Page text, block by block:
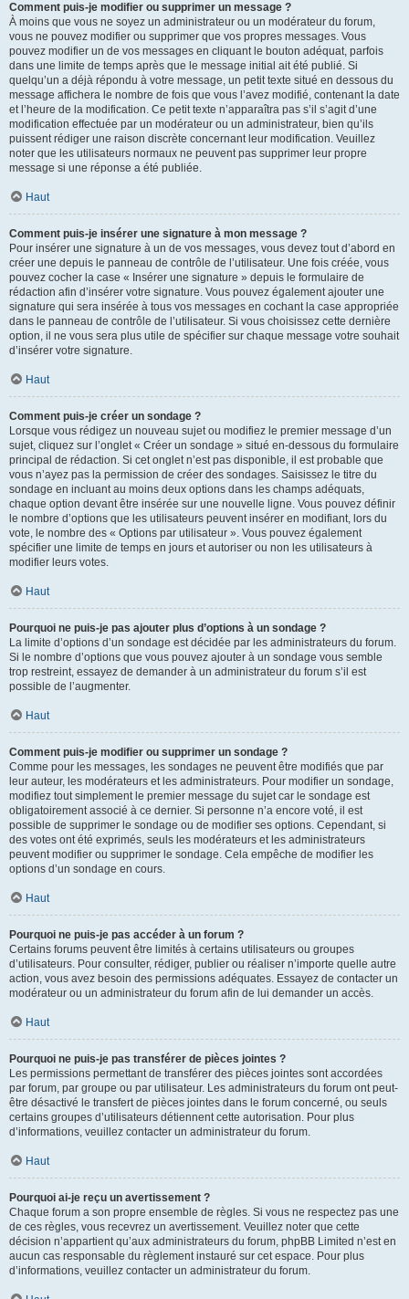
Comment puis-je modifier ou supprimer un message ?
À moins que vous ne soyez un administrateur ou un modérateur du forum,
vous ne pouvez modifier ou supprimer que vos propres messages. Vous
pouvez modifier un de vos messages en cliquant le bouton adéquat, parfois
dans une limite de temps après que le message initial ait été publié. Si
quelqu’un a déjà répondu à votre message, un petit texte situé en dessous du
message affichera le nombre de fois que vous l’avez modifié, contenant la date
et l’heure de la modification. Ce petit texte n’apparaîtra pas s’il s’agit d’une
modification effectuée par un modérateur ou un administrateur, bien qu’ils
puissent rédiger une raison discrète concernant leur modification. Veuillez
noter que les utilisateurs normaux ne peuvent pas supprimer leur propre
message si une réponse a été publiée.
Haut
Comment puis-je insérer une signature à mon message ?
Pour insérer une signature à un de vos messages, vous devez tout d’abord en
créer une depuis le panneau de contrôle de l’utilisateur. Une fois créée, vous
pouvez cocher la case « Insérer une signature » depuis le formulaire de
rédaction afin d’insérer votre signature. Vous pouvez également ajouter une
signature qui sera insérée à tous vos messages en cochant la case appropriée
dans le panneau de contrôle de l’utilisateur. Si vous choisissez cette dernière
option, il ne vous sera plus utile de spécifier sur chaque message votre souhait
d’insérer votre signature.
Haut
Comment puis-je créer un sondage ?
Lorsque vous rédigez un nouveau sujet ou modifiez le premier message d’un
sujet, cliquez sur l’onglet « Créer un sondage » situé en-dessous du formulaire
principal de rédaction. Si cet onglet n’est pas disponible, il est probable que
vous n’ayez pas la permission de créer des sondages. Saisissez le titre du
sondage en incluant au moins deux options dans les champs adéquats,
chaque option devant être insérée sur une nouvelle ligne. Vous pouvez définir
le nombre d’options que les utilisateurs peuvent insérer en modifiant, lors du
vote, le nombre des « Options par utilisateur ». Vous pouvez également
spécifier une limite de temps en jours et autoriser ou non les utilisateurs à
modifier leurs votes.
Haut
Pourquoi ne puis-je pas ajouter plus d’options à un sondage ?
La limite d’options d’un sondage est décidée par les administrateurs du forum.
Si le nombre d’options que vous pouvez ajouter à un sondage vous semble
trop restreint, essayez de demander à un administrateur du forum s’il est
possible de l’augmenter.
Haut
Comment puis-je modifier ou supprimer un sondage ?
Comme pour les messages, les sondages ne peuvent être modifiés que par
leur auteur, les modérateurs et les administrateurs. Pour modifier un sondage,
modifiez tout simplement le premier message du sujet car le sondage est
obligatoirement associé à ce dernier. Si personne n’a encore voté, il est
possible de supprimer le sondage ou de modifier ses options. Cependant, si
des votes ont été exprimés, seuls les modérateurs et les administrateurs
peuvent modifier ou supprimer le sondage. Cela empêche de modifier les
options d’un sondage en cours.
Haut
Pourquoi ne puis-je pas accéder à un forum ?
Certains forums peuvent être limités à certains utilisateurs ou groupes
d’utilisateurs. Pour consulter, rédiger, publier ou réaliser n’importe quelle autre
action, vous avez besoin des permissions adéquates. Essayez de contacter un
modérateur ou un administrateur du forum afin de lui demander un accès.
Haut
Pourquoi ne puis-je pas transférer de pièces jointes ?
Les permissions permettant de transférer des pièces jointes sont accordées
par forum, par groupe ou par utilisateur. Les administrateurs du forum ont peut-
être désactivé le transfert de pièces jointes dans le forum concerné, ou seuls
certains groupes d’utilisateurs détiennent cette autorisation. Pour plus
d’informations, veuillez contacter un administrateur du forum.
Haut
Pourquoi ai-je reçu un avertissement ?
Chaque forum a son propre ensemble de règles. Si vous ne respectez pas une
de ces règles, vous recevrez un avertissement. Veuillez noter que cette
décision n’appartient qu’aux administrateurs du forum, phpBB Limited n’est en
aucun cas responsable du règlement instauré sur cet espace. Pour plus
d’informations, veuillez contacter un administrateur du forum.